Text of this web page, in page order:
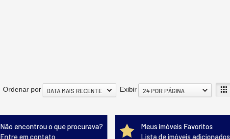
Exibir 24 POR PÁGINA
Ordenar por DATA MAIS RECENTE
Não encontrou o que procurava?
Entre em contato
Meus imóveis Favoritos
Lista de imóveis adicionados